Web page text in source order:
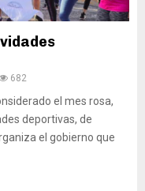
682
el mes rosa,
deportivas, de
el gobierno que